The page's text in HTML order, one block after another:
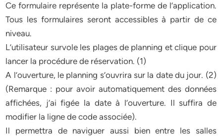
Ce formulaire représente la plate-forme de l’application.
Tous les formulaires seront accessibles à partir de ce
niveau.
L’utilisateur survole les plages de planning et clique pour
lancer la procédure de réservation. (1)
A l’ouverture, le planning s’ouvrira sur la date du jour. (2)
(Remarque : pour avoir automatiquement des données
affichées, j’ai figée la date à l’ouverture. Il suffira de
modifier la ligne de code associée).
Il permettra de naviguer aussi bien entre les salles